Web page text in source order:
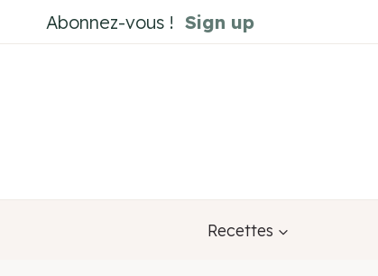
au
Abonnez-vous ! Sign up
Recettes